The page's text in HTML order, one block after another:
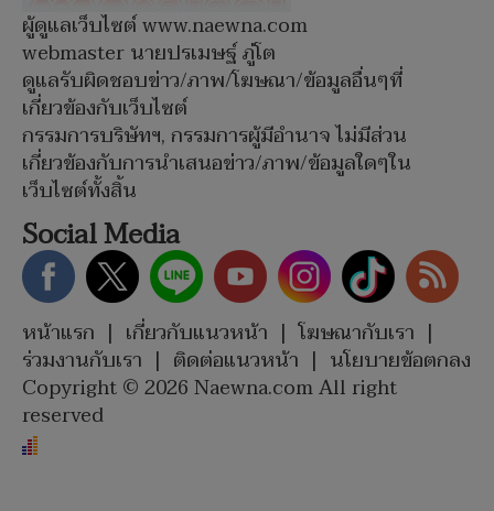
ผู้ดูแลเว็บไซต์ www.naewna.com
webmaster นายปรเมษฐ์ ภู่โต
ดูแลรับผิดชอบข่าว/ภาพ/โฆษณา/ข้อมูลอื่นๆที่
เกี่ยวข้องกับเว็บไซต์
กรรมการบริษัทฯ, กรรมการผู้มีอำนาจ ไม่มีส่วน
เกี่ยวข้องกับการนำเสนอข่าว/ภาพ/ข้อมูลใดๆใน
เว็บไซต์ทั้งสิ้น
Social Media
หน้าแรก | เกี่ยวกับแนวหน้า | โฆษณากับเรา |
ร่วมงานกับเรา | ติดต่อแนวหน้า | นโยบายข้อตกลง
Copyright © 2026 Naewna.com All right
reserved